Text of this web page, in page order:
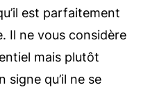
est parfaitement
Il ne vous considère
mais plutôt
signe qu’il ne se